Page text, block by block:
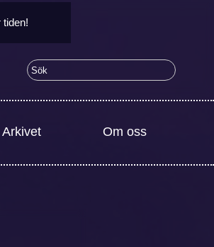
tiden!
Arkivet Om oss